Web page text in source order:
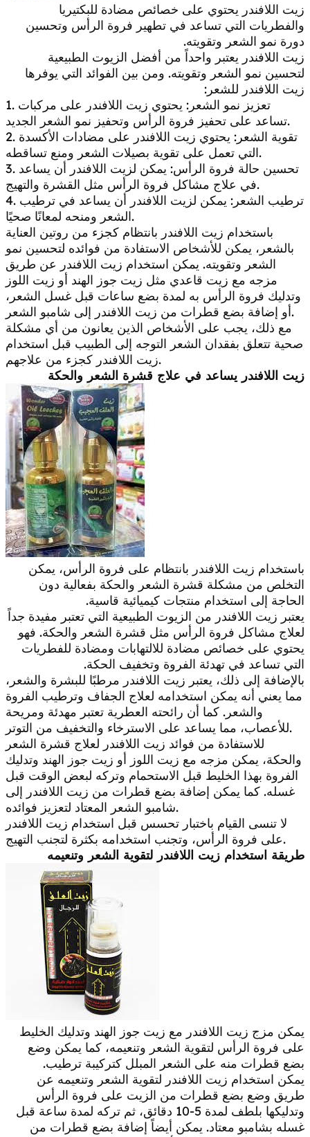
زيت اللافندر يحتوي على خصائص مضادة للبكتيريا
والفطريات التي تساعد في تطهير فروة الرأس وتحسين
دورة نمو الشعر وتقويته.
زيت اللافندر يعتبر واحداً من أفضل الزيوت الطبيعية
لتحسين نمو الشعر وتقويته. ومن بين الفوائد التي يوفرها
زيت اللافندر للشعر:
1. تعزيز نمو الشعر: يحتوي زيت اللافندر على مركبات
تساعد على تحفيز فروة الرأس وتحفيز نمو الشعر الجديد.
2. تقوية الشعر: يحتوي زيت اللافندر على مضادات الأكسدة
التي تعمل على تقوية بصيلات الشعر ومنع تساقطه.
3. تحسين حالة فروة الرأس: يمكن لزيت اللافندر أن يساعد
في علاج مشاكل فروة الرأس مثل القشرة والتهيج.
4. ترطيب الشعر: يمكن لزيت اللافندر أن يساعد في ترطيب
الشعر ومنحه لمعانًا صحيًا.
باستخدام زيت اللافندر بانتظام كجزء من روتين العناية
بالشعر، يمكن للأشخاص الاستفادة من فوائده لتحسين نمو
الشعر وتقويته. يمكن استخدام زيت اللافندر عن طريق
مزجه مع زيت قاعدي مثل زيت جوز الهند أو زيت اللوز
وتدليك فروة الرأس به لمدة بضع ساعات قبل غسل الشعر،
أو إضافة بضع قطرات من زيت اللافندر إلى شامبو الشعر.
مع ذلك، يجب على الأشخاص الذين يعانون من أي مشكلة
صحية تتعلق بفقدان الشعر التوجه إلى الطبيب قبل استخدام
زيت اللافندر كجزء من علاجهم.
زيت اللافندر يساعد في علاج قشرة الشعر والحكة
باستخدام زيت اللافندر بانتظام على فروة الرأس، يمكن
التخلص من مشكلة قشرة الشعر والحكة بفعالية دون
الحاجة إلى استخدام منتجات كيميائية قاسية.
يعتبر زيت اللافندر من الزيوت الطبيعية التي تعتبر مفيدة جداً
لعلاج مشاكل فروة الرأس مثل قشرة الشعر والحكة. فهو
يحتوي على خصائص مضادة للالتهابات ومضادة للفطريات
التي تساعد في تهدئة الفروة وتخفيف الحكة.
بالإضافة إلى ذلك، يعتبر زيت اللافندر مرطبًا للبشرة والشعر،
مما يعني أنه يمكن استخدامه لعلاج الجفاف وترطيب الفروة
والشعر. كما أن رائحته العطرية تعتبر مهدئة ومريحة
للأعصاب، مما يساعد على الاسترخاء والتخفيف من التوتر.
للاستفادة من فوائد زيت اللافندر لعلاج قشرة الشعر
والحكة، يمكن مزجه مع زيت اللوز أو زيت جوز الهند وتدليك
الفروة بهذا الخليط قبل الاستحمام وتركه لبعض الوقت قبل
غسله. كما يمكن إضافة بضع قطرات من زيت اللافندر إلى
شامبو الشعر المعتاد لتعزيز فوائده.
لا تنسى القيام باختبار تحسس قبل استخدام زيت اللافندر
على فروة الرأس، وتجنب استخدامه بكثرة لتجنب التهيج.
طريقة استخدام زيت اللافندر لتقوية الشعر وتنعيمه
يمكن مزج زيت اللافندر مع زيت جوز الهند وتدليك الخليط
على فروة الرأس لتقوية الشعر وتنعيمه، كما يمكن وضع
بضع قطرات منه على الشعر المبلل كتركيبة ترطيب.
يمكن استخدام زيت اللافندر لتقوية الشعر وتنعيمه عن
طريق وضع بضع قطرات من الزيت على فروة الرأس
وتدليكها بلطف لمدة 5-10 دقائق، ثم تركه لمدة ساعة قبل
غسله بشامبو معتاد. يمكن أيضاً إضافة بضع قطرات من